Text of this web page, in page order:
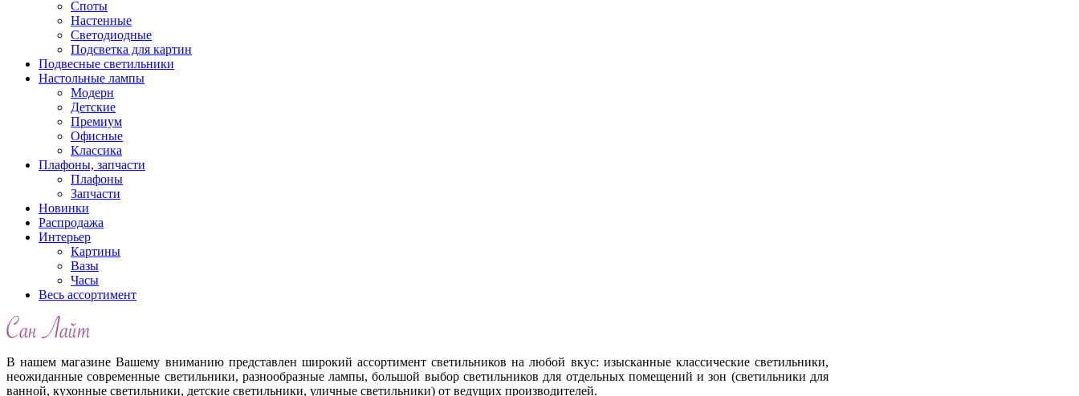
Споты
Настенные
Светодиодные
Подсветка для картин
Подвесные светильники
Настольные лампы
Модерн
Детские
Премиум
Офисные
Классика
Плафоны, запчасти
Плафоны
Запчасти
Новинки
Распродажа
Интерьер
Картины
Вазы
Часы
Весь ассортимент
В нашем магазине Вашему вниманию представлен широкий ассортимент светильников на любой вкус: изысканные классические светильники,
неожиданные современные светильники, разнообразные лампы, большой выбор светильников для отдельных помещений и зон (светильники для
ванной, кухонные светильники, детские светильники, уличные светильники) от ведущих производителей.